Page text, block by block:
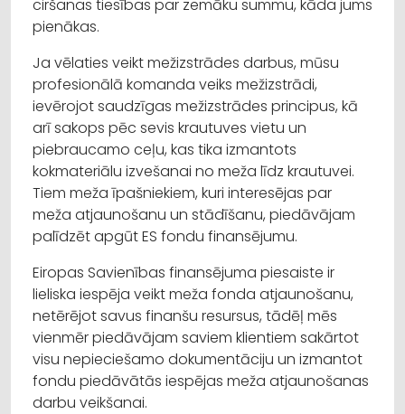
ciršanas tiesības par zemāku summu, kāda jums
pienākas.
Ja vēlaties veikt mežizstrādes darbus, mūsu
profesionālā komanda veiks mežizstrādi,
ievērojot saudzīgas mežizstrādes principus, kā
arī sakops pēc sevis krautuves vietu un
piebraucamo ceļu, kas tika izmantots
kokmateriālu izvešanai no meža līdz krautuvei.
Tiem meža īpašniekiem, kuri interesējas par
meža atjaunošanu un stādīšanu, piedāvājam
palīdzēt apgūt ES fondu finansējumu.
Eiropas Savienības finansējuma piesaiste ir
lieliska iespēja veikt meža fonda atjaunošanu,
netērējot savus finanšu resursus, tādēļ mēs
vienmēr piedāvājam saviem klientiem sakārtot
visu nepieciešamo dokumentāciju un izmantot
fondu piedāvātās iespējas meža atjaunošanas
darbu veikšanai.